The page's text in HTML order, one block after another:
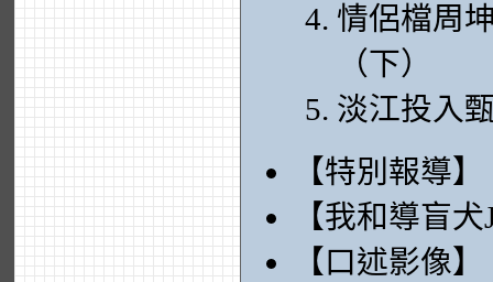
情侶檔周
（下）
淡江投入
【特別報導】
【我和導盲
【口述影像】